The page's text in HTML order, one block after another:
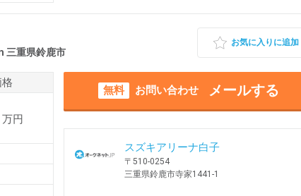
三重県鈴鹿市
お気に入りに追加
万円
無料 お問い合わせ メールする
スズキアリーナ白子
〒510-0254
三重県鈴鹿市寺家1441-1